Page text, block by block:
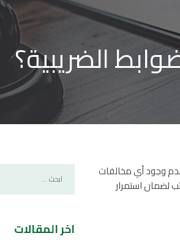
الضريبية؟
وجود أي مخالفات
لضمان استمرار
اخر المقالات